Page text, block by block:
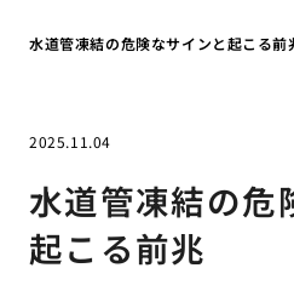
水道管凍結の危険なサインと起こる前
2025.11.04
水道管凍結の危
起こる前兆